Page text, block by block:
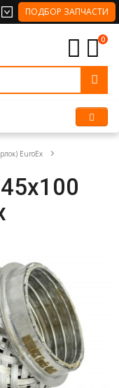
ПОДБОР ЗАПЧАСТИ
0
EuroEx